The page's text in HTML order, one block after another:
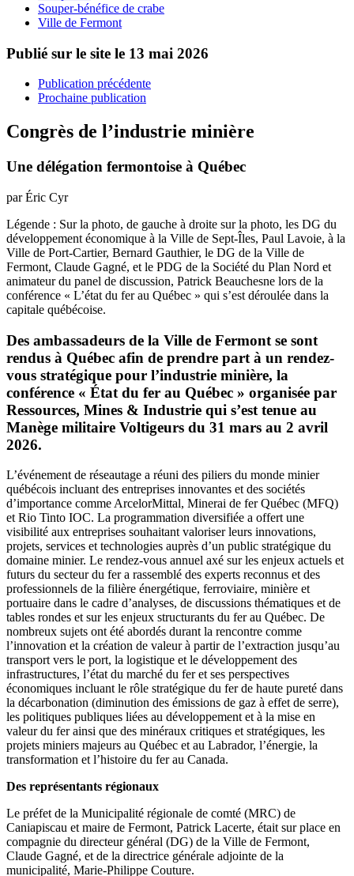
Souper-bénéfice de crabe
Ville de Fermont
Publié sur le site le 13 mai 2026
Publication précédente
Prochaine publication
Congrès de l’industrie minière
Une délégation fermontoise à Québec
par Éric Cyr
Légende : Sur la photo, de gauche à droite sur la photo, les DG du
développement économique à la Ville de Sept-Îles, Paul Lavoie, à la
Ville de Port-Cartier, Bernard Gauthier, le DG de la Ville de
Fermont, Claude Gagné, et le PDG de la Société du Plan Nord et
animateur du panel de discussion, Patrick Beauchesne lors de la
conférence « L’état du fer au Québec » qui s’est déroulée dans la
capitale québécoise.
Des ambassadeurs de la Ville de Fermont se sont
rendus à Québec afin de prendre part à un rendez-
vous stratégique pour l’industrie minière, la
conférence « État du fer au Québec » organisée par
Ressources, Mines & Industrie qui s’est tenue au
Manège militaire Voltigeurs du 31 mars au 2 avril
2026.
L’événement de réseautage a réuni des piliers du monde minier
québécois incluant des entreprises innovantes et des sociétés
d’importance comme ArcelorMittal, Minerai de fer Québec (MFQ)
et Rio Tinto IOC. La programmation diversifiée a offert une
visibilité aux entreprises souhaitant valoriser leurs innovations,
projets, services et technologies auprès d’un public stratégique du
domaine minier. Le rendez-vous annuel axé sur les enjeux actuels et
futurs du secteur du fer a rassemblé des experts reconnus et des
professionnels de la filière énergétique, ferroviaire, minière et
portuaire dans le cadre d’analyses, de discussions thématiques et de
tables rondes et sur les enjeux structurants du fer au Québec. De
nombreux sujets ont été abordés durant la rencontre comme
l’innovation et la création de valeur à partir de l’extraction jusqu’au
transport vers le port, la logistique et le développement des
infrastructures, l’état du marché du fer et ses perspectives
économiques incluant le rôle stratégique du fer de haute pureté dans
la décarbonation (diminution des émissions de gaz à effet de serre),
les politiques publiques liées au développement et à la mise en
valeur du fer ainsi que des minéraux critiques et stratégiques, les
projets miniers majeurs au Québec et au Labrador, l’énergie, la
transformation et l’histoire du fer au Canada.
Des représentants régionaux
Le préfet de la Municipalité régionale de comté (MRC) de
Caniapiscau et maire de Fermont, Patrick Lacerte, était sur place en
compagnie du directeur général (DG) de la Ville de Fermont,
Claude Gagné, et de la directrice générale adjointe de la
municipalité, Marie-Philippe Couture.